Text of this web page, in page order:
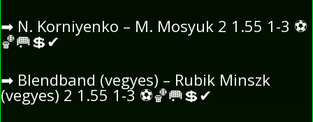
➡ N. Korniyenko – M. Mosyuk 2 1.55 1-3 ⚽
🏀🥅💲✔
➡ Blendband (vegyes) – Rubik Minszk
(vegyes) 2 1.55 1-3 ⚽🏀🥅💲✔